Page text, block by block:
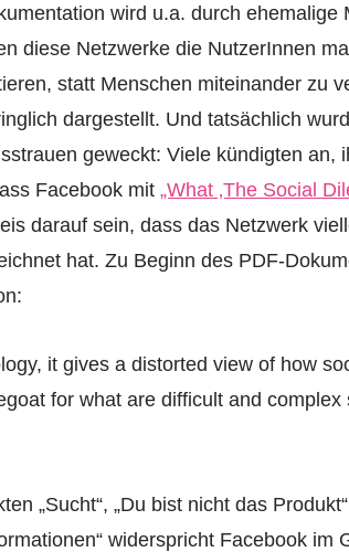
wird u.a. durch ehemalige
diese Netzwerke die NutzerInnen
statt Menschen miteinander zu
dargestellt. Und tatsächlich
geweckt: Viele kündigten an,
Facebook mit „What ‚The Social
darauf sein, dass das Netzwerk
hat. Zu Beginn des PDF-
it gives a distorted view of how
for what are difficult and complex
„Sucht“, „Du bist nicht das
widerspricht Facebook im